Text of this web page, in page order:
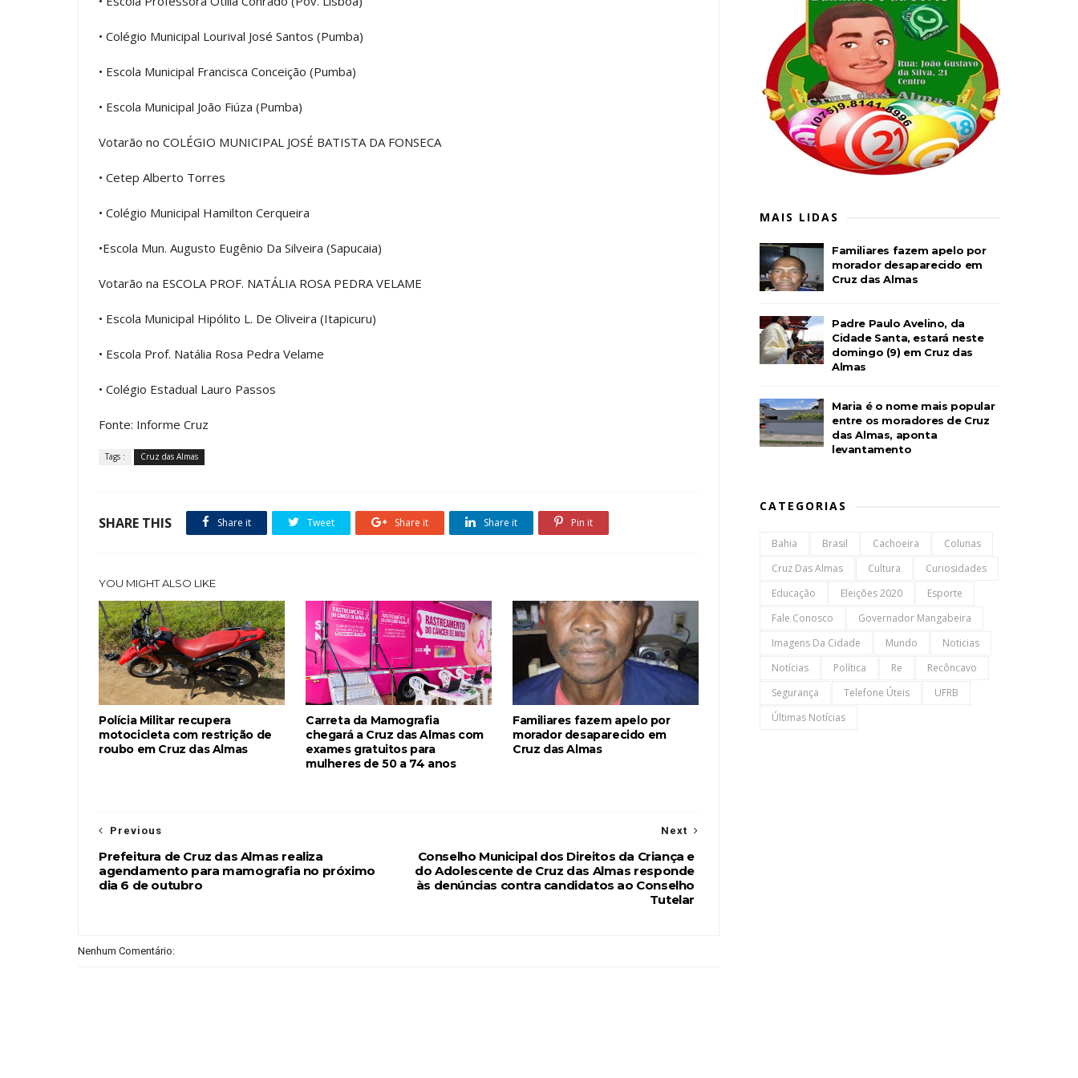
• Colégio Municipal Lourival José Santos (Pumba)
• Escola Municipal Francisca Conceição (Pumba)
• Escola Municipal João Fiúza (Pumba)
Votarão no COLÉGIO MUNICIPAL JOSÉ BATISTA DA FONSECA
• Cetep Alberto Torres
• Colégio Municipal Hamilton Cerqueira
•Escola Mun. Augusto Eugênio Da Silveira (Sapucaia)
Votarão na ESCOLA PROF. NATÁLIA ROSA PEDRA VELAME
• Escola Municipal Hipólito L. De Oliveira (Itapicuru)
• Escola Prof. Natália Rosa Pedra Velame
• Colégio Estadual Lauro Passos
Fonte: Informe Cruz
Tags : Cruz das Almas
SHARE THIS Share it Tweet Share it Share it Pin it
YOU MIGHT ALSO LIKE
Polícia Militar recupera
motocicleta com restrição de
roubo em Cruz das Almas
Carreta da Mamografia
chegará a Cruz das Almas com
exames gratuitos para
mulheres de 50 a 74 anos
Familiares fazem apelo por
morador desaparecido em
Cruz das Almas
Next
Conselho Municipal dos Direitos da Criança e
do Adolescente de Cruz das Almas responde
às denúncias contra candidatos ao Conselho
Tutelar
Previous
Prefeitura de Cruz das Almas realiza
agendamento para mamografia no próximo
dia 6 de outubro
Nenhum Comentário:
MAIS LIDAS
Familiares fazem apelo por
morador desaparecido em
Cruz das Almas
Padre Paulo Avelino, da
Cidade Santa, estará neste
domingo (9) em Cruz das
Almas
Maria é o nome mais popular
entre os moradores de Cruz
das Almas, aponta
levantamento
CATEGORIAS
Bahia Brasil Cachoeira
Colunas
Cruz Das Almas
Cultura
Curiosidades
Educação
Eleições 2020
Esporte
Fale Conosco
Governador Mangabeira
Imagens Da Cidade
Mundo
Noticias
Notícias
Política Re
Recôncavo
Segurança
Telefone Úteis
UFRB
Últimas Notícias